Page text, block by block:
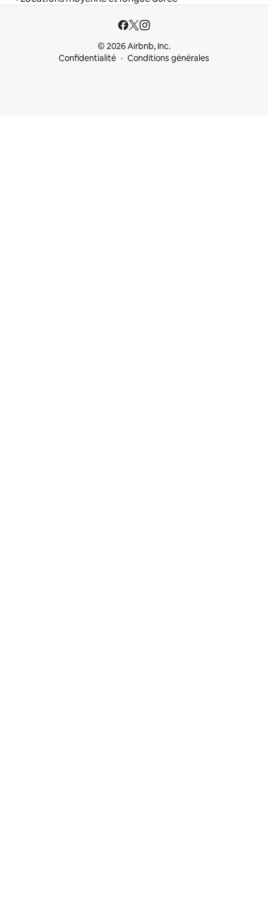
© 2026 Airbnb, Inc.
Confidentialité
Conditions générales